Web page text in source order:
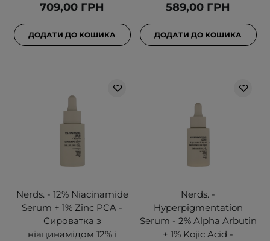
709,00 ГРН
ДОДАТИ ДО КОШИКА
589,00 ГРН
ДОДАТИ ДО КОШИКА
Nerds. - 12% Niacinamide
Serum + 1% Zinc PCA -
Сироватка з
ніацинамідом 12% і
Nerds. -
Hyperpigmentation
Serum - 2% Alpha Arbutin
+ 1% Kojic Acid -